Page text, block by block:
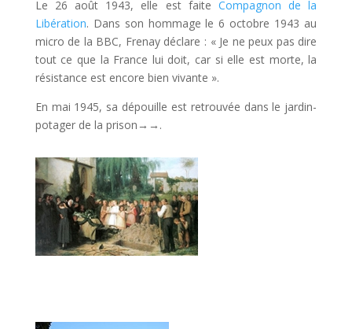
Le 26 août 1943, elle est faite Compagnon de la
Libération. Dans son hommage le 6 octobre 1943 au
micro de la BBC, Frenay déclare : « Je ne peux pas dire
tout ce que la France lui doit, car si elle est morte, la
résistance est encore bien vivante ».
En mai 1945, sa dépouille est retrouvée dans le jardin-
potager de la prison →→ .